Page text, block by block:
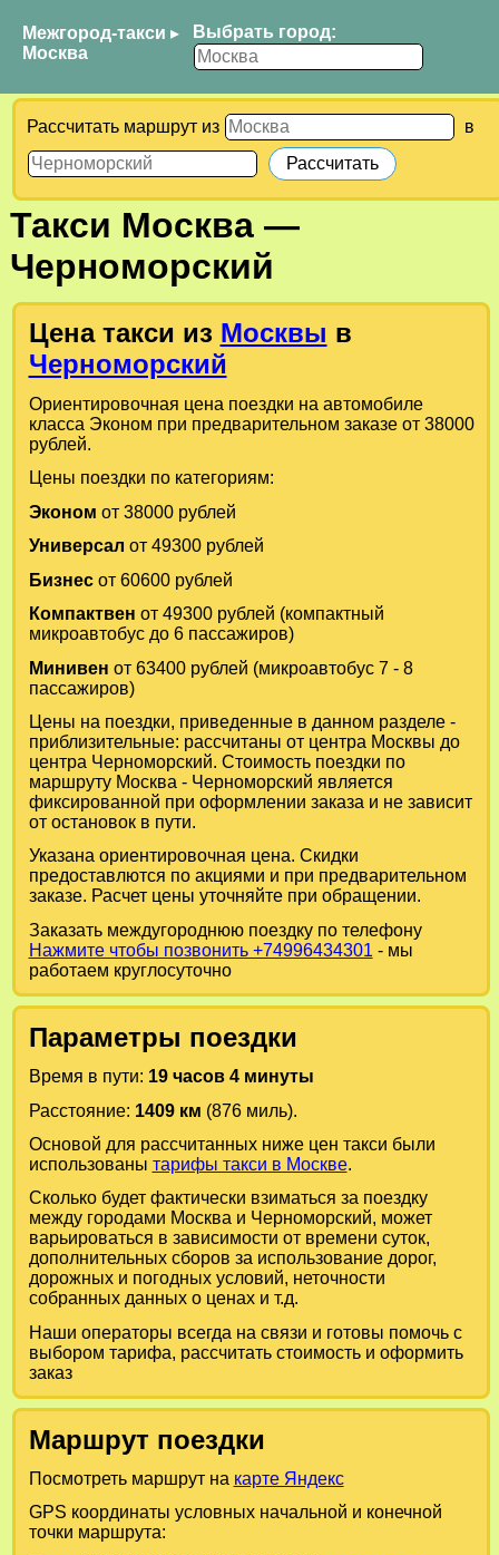
Межгород-такси ▸
Москва
Выбрать город:
Рассчитать маршрут из в
Такси Москва—
Черноморский
Цена такси из Москвы в
Черноморский
Ориентировочная цена поездки на автомобиле
класса Эконом при предварительном заказе от 38000
рублей.
Цены поездки по категориям:
Эконом от 38000 рублей
Универсал от 49300 рублей
Бизнесот 60600 рублей
Компактвен от 49300 рублей (компактный
микроавтобус до 6 пассажиров)
Минивен от 63400 рублей (микроавтобус 7 - 8
пассажиров)
Цены на поездки, приведенные в данном разделе -
приблизительные: рассчитаны от центра Москвы до
центра Черноморский. Стоимость поездки по
маршруту Москва - Черноморский является
фиксированной при оформлении заказа и не зависит
от остановок в пути.
Указана ориентировочная цена. Скидки
предоставлются по акциями и при предварительном
заказе. Расчет цены уточняйте при обращении.
Заказать междугороднюю поездку по телефону
Нажмите чтобы позвонить +74996434301 - мы
работаем круглосуточно
Параметры поездки
Время в пути: 19 часов 4 минуты
Расстояние: 1409 км (876 миль).
Основой для рассчитанных ниже цен такси были
использованы тарифы такси в Москве.
Сколько будет фактически взиматься за поездку
между городами Москваи Черноморский, может
варьироваться в зависимости от времени суток,
дополнительных сборов за использование дорог,
дорожных и погодных условий, неточности
собранных данных о ценах и т.д.
Наши операторы всегда на связи и готовы помочь с
выбором тарифа, рассчитать стоимость и оформить
заказ
Маршрут поездки
Посмотреть маршрут на карте Яндекс
GPS координаты условных начальной и конечной
точки маршрута: